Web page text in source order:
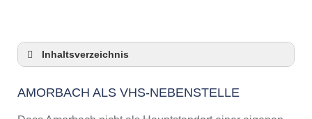
Inhaltsverzeichnis
Checkliste: So zeigt die VHS in Amorbach
AMORBACH ALS VHS-NEBENSTELLE